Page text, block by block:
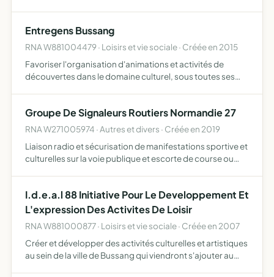
Entregens Bussang
RNA W881004479 · Loisirs et vie sociale · Créée en 2015
Favoriser l'organisation d'animations et activités de
découvertes dans le domaine culturel, sous toutes ses
Groupe De Signaleurs Routiers Normandie 27
RNA W271005974 · Autres et divers · Créée en 2019
Liaison radio et sécurisation de manifestations sportive et
culturelles sur la voie publique et escorte de course ou
I.d.e.a.l 88 Initiative Pour Le Developpement Et
L'expression Des Activites De Loisir
RNA W881000877 · Loisirs et vie sociale · Créée en 2007
Créer et développer des activités culturelles et artistiques
au sein de la ville de Bussang qui viendront s'ajouter au